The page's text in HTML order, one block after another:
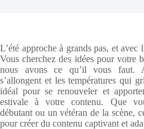
L’été approche à grands pas, et
Vous cherchez des idées pour votre
nous avons ce qu’il vous faut.
s’allongent et les températures qui
idéal pour se renouveler et
estivale à votre contenu. Que
débutant ou un vétéran de la scène,
pour créer du contenu captivant et